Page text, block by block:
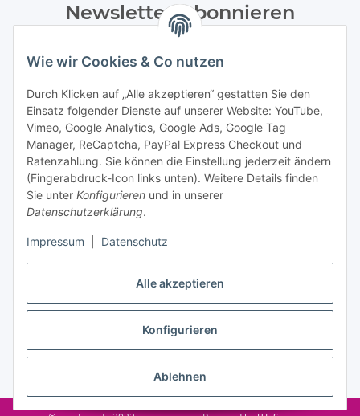
Alle akzeptieren
Konfigurieren
Ablehnen
Wie wir Cookies & Co nutzen
Durch Klicken auf „Alle akzeptieren“ gestatten Sie den
Einsatz folgender Dienste auf unserer Website: YouTube,
Vimeo, Google Analytics, Google Ads, Google Tag
Manager, ReCaptcha, PayPal Express Checkout und
Ratenzahlung. Sie können die Einstellung jederzeit ändern
(Fingerabdruck-Icon links unten). Weitere Details finden
Sie unter Konfigurieren und in unserer
Datenschutzerklärung.
Impressum Datenschutz
Newsletter Abonnieren
Datenschutzerklärungregelmäßig und jederzeit widerruflich
Abonnieren
Informationen
Gesetzliche Informationen
Vertrag widerrufen
* Alle Preise inkl. gesetzlicher USt., zzgl.Versand